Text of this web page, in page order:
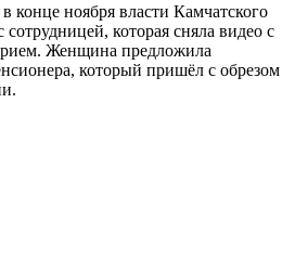
ноября власти Камчатского
сотрудницей, которая сняла видео с
Женщина предложила
который пришёл с обрезом